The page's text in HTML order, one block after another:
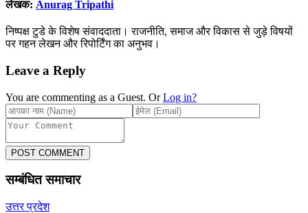
लेखक: Anurag Tripathi
निष्पक्ष टुडे के विशेष संवाददाता। राजनीति, समाज और विकास से जुड़े विषयों
पर गहन लेखन और रिपोर्टिंग का अनुभव।
Leave a Reply
You are commenting as a Guest. Or Log in?
POST COMMENT
सम्बंधित समाचार
उत्तर प्रदेश